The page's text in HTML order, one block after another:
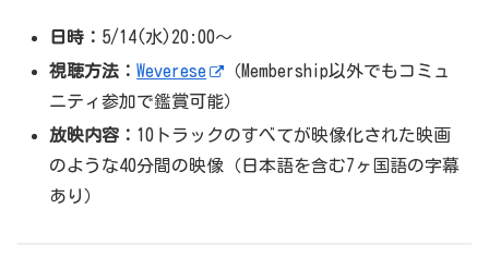
日時： 5/14(水)20:00～
視聴方法：Weverese
（Membership以外でもコミュ
ニティ参加で鑑賞可能）
放映内容： 10トラックのすべてが映像化された映画
のような40分間の映像（日本語を含む7ヶ国語の字幕
あり）